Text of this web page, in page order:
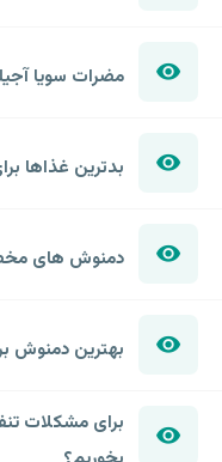
مضرات سویا
بدترین غذاها
دمنوش های
بهترین دمنوش
برای مشکلات